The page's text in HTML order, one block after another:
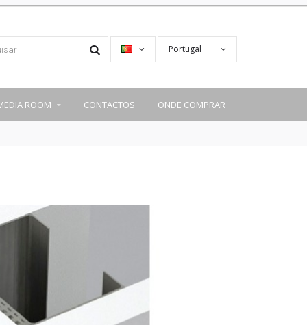
Portugal
ROOM CONTACTOS ONDE COMPRAR